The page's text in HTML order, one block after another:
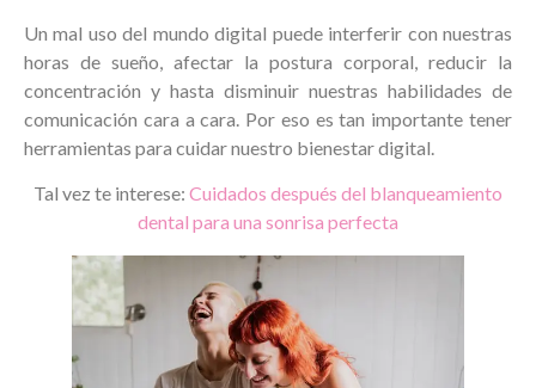
Un mal uso del mundo digital puede interferir con nuestras
horas de sueño, afectar la postura corporal, reducir la
concentración y hasta disminuir nuestras habilidades de
comunicación cara a cara. Por eso es tan importante tener
herramientas para cuidar nuestro bienestar digital.
Tal vez te interese: Cuidados después del blanqueamiento
dental para una sonrisa perfecta